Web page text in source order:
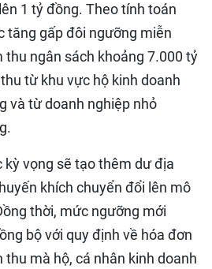
1 tỷ đồng. Theo tính toán
tăng gấp đôi ngưỡng miễn
ngân sách khoảng 7.000 tỷ
từ khu vực hộ kinh doanh
và từ doanh nghiệp nhỏ
kỳ vọng sẽ tạo thêm dư địa
khích chuyển đổi lên mô
thời, mức ngưỡng mới
bộ với quy định về hóa đơn
mà hộ, cá nhân kinh doanh